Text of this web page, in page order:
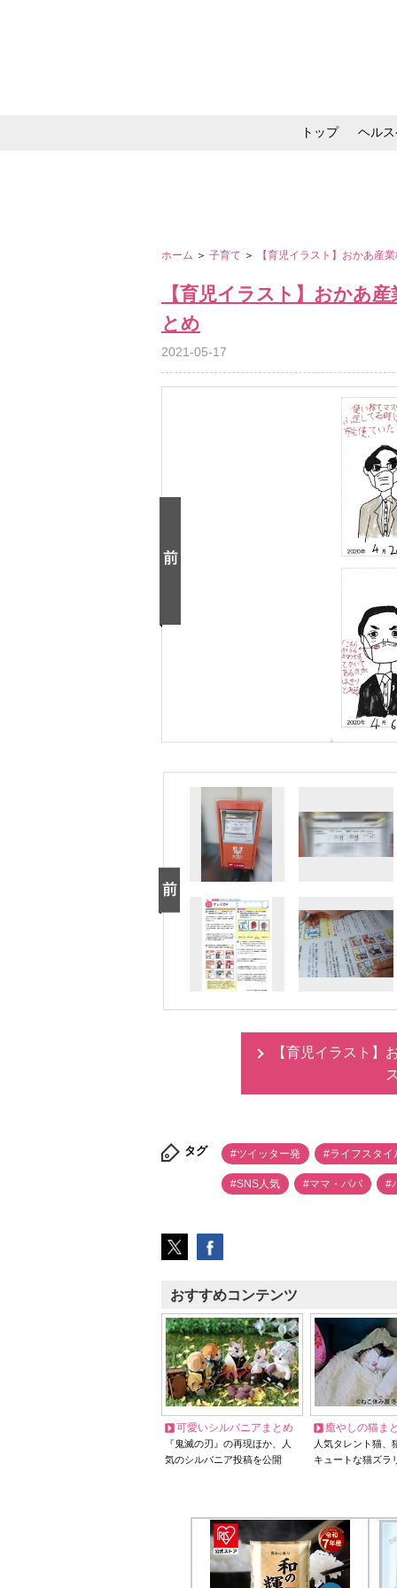
トップ ヘル
ホーム ＞ 子育て ＞ 【育児イラスト】おかあ産
【育児イラスト】おかあ
とめ
2021-05-17
【育児イラスト】
タグ #ツイッター発 #ライフスタイ
#SNS人気 #ママ・パパ #
おすすめコンテンツ
可愛いシルバニアまとめ
『鬼滅の刃』の再現ほか、人
気のシルバニア投稿を公開
癒やしの猫ま
人気タレント猫
キュートな猫ズラ